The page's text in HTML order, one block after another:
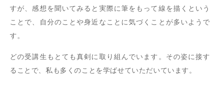
すが、感想を聞いてみると実際に筆をもって線を描くという
ことで、自分のことや身近なことに気づくことが多いようで
す。
どの受講生もとても真剣に取り組んでいます。その姿に接す
ることで、私も多くのことを学ばせていただいています。